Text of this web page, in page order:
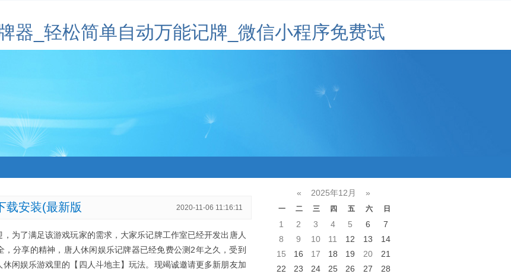
器_轻松简单自动万能记牌_微信小程序免费试
载安装(最新版 2020-11-06 11:16:11
了满足该游戏玩家的需求，大家乐记牌工作室已经开发出唐人
分享的精神，唐人休闲娱乐记牌器已经免费公测2年之久，受到
闲娱乐游戏里的【四人斗地主】玩法。现竭诚邀请更多新朋友加
« 2025年12月 »
一 二 三 四 五 六 日
1 2 3 4 5 6
7
8
9 10 11 12 13
14
15
16 17 18 19 20
21
22
23 24 25 26 27
28